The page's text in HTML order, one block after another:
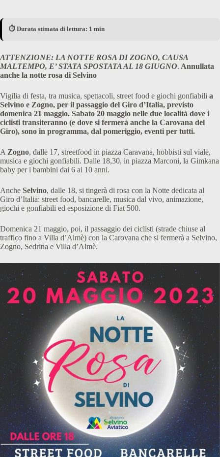
⏱️ Durata stimata di lettura: 1 min
ATTENZIONE: LA NOTTE ROSA DI ZOGNO, CAUSA
MALTEMPO, E’ STATA SPOSTATA AL 18 GIUGNO. Annullata
anche la notte rosa di Selvino
Vigilia di festa, tra musica, spettacoli, street food e giochi gonfiabili a
Selvino e Zogno, per il passaggio del Giro d’Italia, previsto
domenica 21 maggio. Sabato 20 maggio nelle due località dove i
ciclisti transiteranno (e dove si fermerà anche la Carovana del
Giro), sono in programma, dal pomeriggio, eventi per tutti.
A Zogno, dalle 17, streetfood in piazza Caravana, hobbisti sul viale,
musica e giochi gonfiabili. Dalle 18,30, in piazza Marconi, la Gimkana
baby per i bambini dai 6 ai 10 anni.
Anche Selvino, dalle 18, si tingerà di rosa con la Notte dedicata al
Giro d’Italia: street food, bancarelle, musica dal vivo, animazione,
giochi e gonfiabili ed esposizione di Fiat 500.
Domenica 21 maggio, poi, il passaggio dei ciclisti (strade chiuse al
traffico fino a Villa d’Almè) con la Carovana che si fermerà a Selvino,
Zogno, Sedrina e Villa d’Almè.